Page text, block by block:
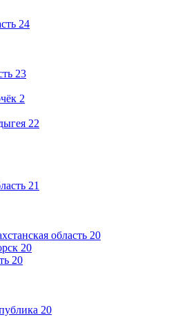
24
23
2
22
21
область 20
20
20
20